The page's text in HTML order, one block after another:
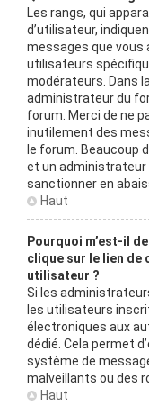
Les rangs, qui
d’utilisateur,
messages que vous
utilisateurs
modérateurs. Dans
administrateur du
forum. Merci de ne
inutilement des
le forum. Beaucoup
et un administrateur
sanctionner en
Haut
Pourquoi m’est-il
clique sur le lien de
utilisateur ?
Si les
les utilisateurs
électroniques aux
dédié. Cela permet
système de
malveillants ou des
Haut